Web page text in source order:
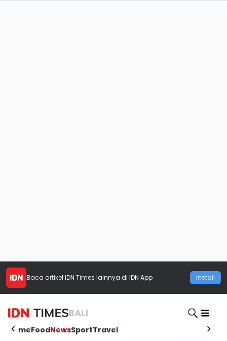
Baca artikel IDN Times lainnya di IDN App Install
BALI
HomeFoodNewsSportTravel